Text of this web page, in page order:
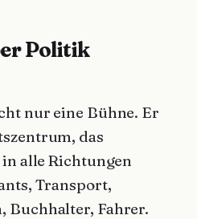
Politik
nur eine Bühne. Er
das
alle Richtungen
Transport,
Buchhalter, Fahrer.